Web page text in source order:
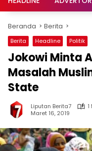
Beranda Berita
Berita Headline Politik
Jokowi Minta
Masalah
State
Liputan Berita7
Maret 16, 2019